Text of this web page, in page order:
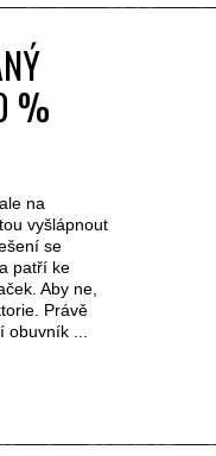
%
na
vyšlápnout
se
patří ke
Aby ne,
Právě
...